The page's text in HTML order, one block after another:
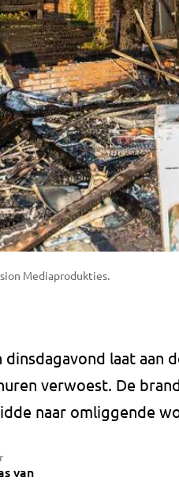
Mediaprodukties.
laat aan
verwoest. De
naar omliggende
van